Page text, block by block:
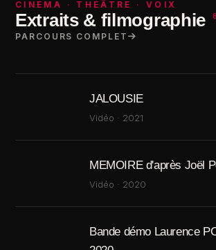
CINÉMA · THÉÂTRE · VOIX
Extraits & filmographie 8
PARCOURS COMPLET
JALOUSIE
Vidéo · 2021
MEMOIRE d'après Joël
Vidéo · 2020
Bande démo Laurence